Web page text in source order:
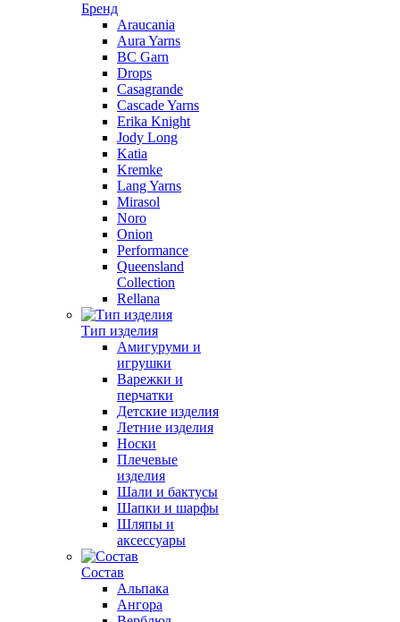
Бренд
Araucania
Aura Yarns
BC Garn
Drops
Casagrande
Cascade Yarns
Erika Knight
Jody Long
Katia
Kremke
Lang Yarns
Mirasol
Noro
Onion
Performance
Queensland
Collection
Rellana
Тип изделия
Амигуруми и
игрушки
Варежки и
перчатки
Детские изделия
Летние изделия
Носки
Плечевые
изделия
Шали и бактусы
Шапки и шарфы
Шляпы и
аксессуары
Состав
Альпака
Ангора